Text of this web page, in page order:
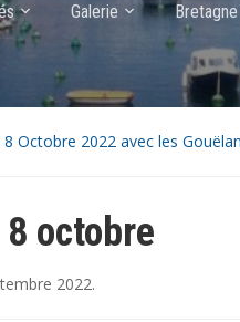
Galerie Bretagne
Octobre 2022 avec les
octobre
2022.